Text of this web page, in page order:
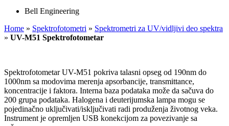
Bell Engineering
Home » Spektrofotometri » Spektrometri za UV/vidljivi deo spektra
» UV-M51 Spektrofotometar
Spektrofotometar UV-M51 pokriva talasni opseg od 190nm do
1000nm sa modovima merenja apsorbancije, transmittance,
koncentracije i faktora. Interna baza podataka može da sačuva do
200 grupa podataka. Halogena i deuterijumska lampa mogu se
pojedinačno uključivati/isključivati radi produženja životnog veka.
Instrument je opremljen USB konekcijom za povezivanje sa